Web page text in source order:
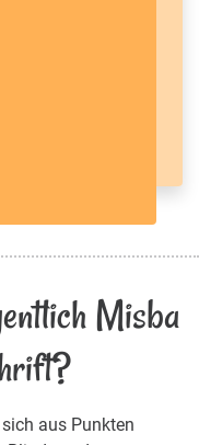
Misba
sich aus Punkten